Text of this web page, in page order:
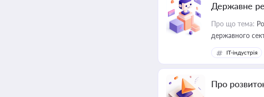
Державне
Про що тема:
державного
IT-індустрія
Про